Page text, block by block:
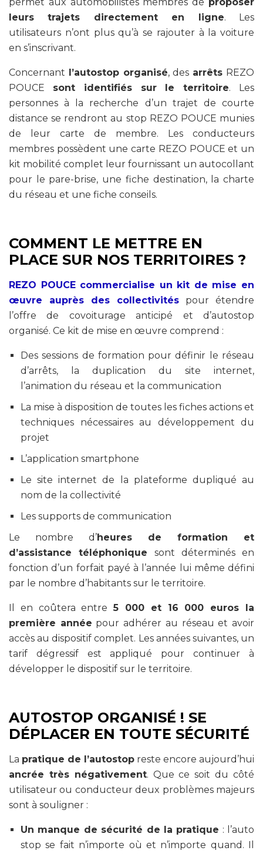
leurs trajets directement en ligne. Les
utilisateurs n’ont plus qu’à se rajouter à la voiture
en s’inscrivant.
Concernant l’autostop organisé, des arrêts REZO
POUCE sont identifiés sur le territoire. Les
personnes à la recherche d’un trajet de courte
distance se rendront au stop REZO POUCE munies
de leur carte de membre. Les conducteurs
membres possèdent une carte REZO POUCE et un
kit mobilité complet leur fournissant un autocollant
pour le pare-brise, une fiche destination, la charte
du réseau et une fiche conseils.
COMMENT LE METTRE EN
PLACE SUR NOS TERRITOIRES ?
REZO POUCE commercialise un kit de mise en
œuvre auprès des collectivités pour étendre
l’offre de covoiturage anticipé et d’autostop
organisé. Ce kit de mise en œuvre comprend :
Des sessions de formation pour définir le réseau
d’arrêts, la duplication du site internet,
l’animation du réseau et la communication
La mise à disposition de toutes les fiches actions et
techniques nécessaires au développement du
projet
L’application smartphone
Le site internet de la plateforme dupliqué au
nom de la collectivité
Les supports de communication
Le nombre d’heures de formation et
d’assistance téléphonique sont déterminés en
fonction d’un forfait payé à l’année lui même défini
par le nombre d’habitants sur le territoire.
Il en coûtera entre5 000 et 16 000 euros la
première année pour adhérer au réseau et avoir
accès au dispositif complet. Les années suivantes, un
tarif dégressif est appliqué pour continuer à
développer le dispositif sur le territoire.
AUTOSTOP ORGANISÉ ! SE
DÉPLACER EN TOUTE SÉCURITÉ
La pratique de l’autostop reste encore aujourd’hui
ancrée très négativement. Que ce soit du côté
utilisateur ou conducteur deux problèmes majeurs
sont à souligner :
Un manque de sécurité de la pratique : l’auto
stop se fait n’importe où et n’importe quand. Il